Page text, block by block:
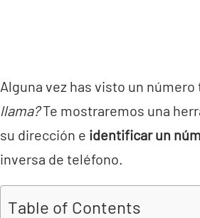
Alguna vez has visto un
llama?Te mostraremos una
su dirección e identificar un
inversa de teléfono.
Table of Contents